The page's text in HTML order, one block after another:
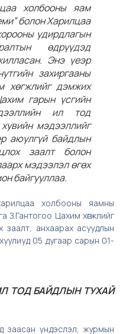
холбооны яам
болон Харилцаа
удирдлагын
өдрүүдэд
Энэ үеэр
захиргааны
хөгжлийг дэмжих
гарын үсгийн
ил тод
мэдээллийг
аюулгүй байдлын
заалт болон
мэдээлэл өгөх
байгууллаа.
холбооны яамны
З.Гантогоо Цахим хөгжлийг
заалт, анхаарах асуудлын
05 дугаар сарын 01-
ТОД БАЙДЛЫН ТУХАЙ
заасан үндэслэл, журмын